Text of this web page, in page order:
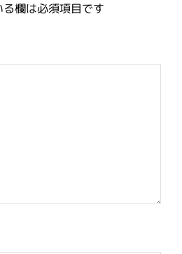
欄は必須項目です